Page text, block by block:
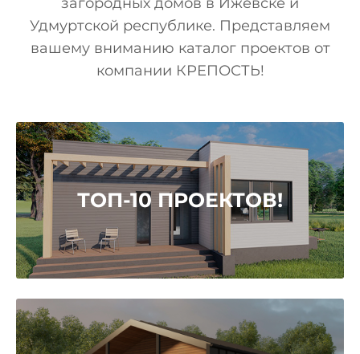
Удмуртской республике. Представляем
вашему вниманию каталог проектов от
компании КРЕПОСТЬ!
ТОП-10 ПРОЕКТОВ!